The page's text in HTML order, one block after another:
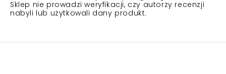
Sklep nie prowadzi weryfikacji, czy autorzy recenzji
nabyli lub użytkowali dany produkt.